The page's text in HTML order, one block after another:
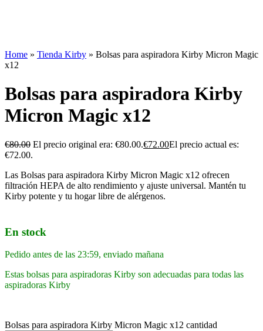
Home » Tienda Kirby » Bolsas para aspiradora Kirby Micron Magic
x12
Bolsas para aspiradora Kirby
Micron Magic x12
€80.00 El precio original era: €80.00.€72.00El precio actual es:
€72.00.
Las Bolsas para aspiradora Kirby Micron Magic x12 ofrecen
filtración HEPA de alto rendimiento y ajuste universal. Mantén tu
Kirby potente y tu hogar libre de alérgenos.
En stock
Pedido antes de las 23:59, enviado mañana
Estas bolsas para aspiradoras Kirby son adecuadas para todas las
aspiradoras Kirby
Bolsas para aspiradora Kirby Micron Magic x12 cantidad